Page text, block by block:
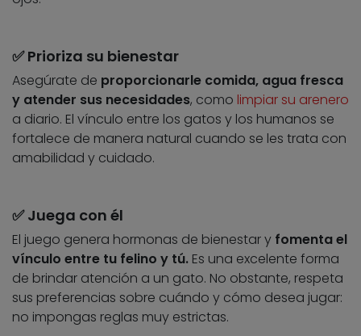
✅ Prioriza su bienestar
Asegúrate de proporcionarle comida, agua fresca
y atender sus necesidades, como limpiar su arenero
a diario. El vínculo entre los gatos y los humanos se
fortalece de manera natural cuando se les trata con
amabilidad y cuidado.
✅ Juega con él
El juego genera hormonas de bienestar y fomenta el
vínculo entre tu felino y tú. Es una excelente forma
de brindar atención a un gato. No obstante, respeta
sus preferencias sobre cuándo y cómo desea jugar:
no impongas reglas muy estrictas.